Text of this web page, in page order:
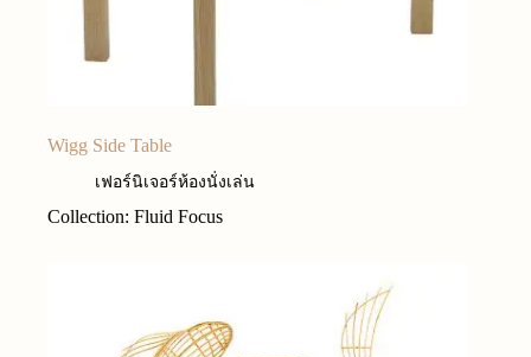
Wigg Side Table
เฟอร์นิเจอร์ห้องนั่งเล่น
Collection: Fluid Focus